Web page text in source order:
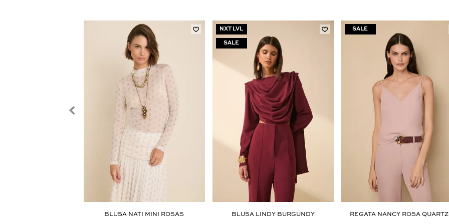
Aceito os termos e polí­ticas de privacidade
BLUSA NATI MINI ROSAS
NXT LVL
BLUSA LINDY BURGUNDY REGATA NANCY ROSA